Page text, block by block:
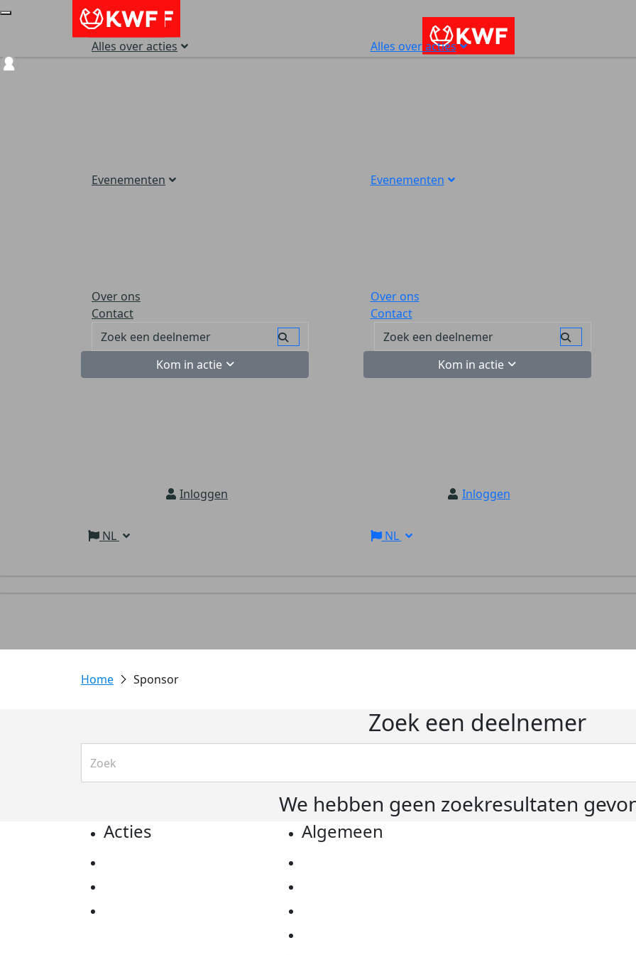
Alles over acties
Evenementen
Over ons
Contact
Kom in actie
Inloggen
NL
Alles over acties
Evenementen
Over ons
Contact
Kom in actie
Inloggen
NL
Sponsor
Zoek een deelnemer
We hebben geen zoekresultaten
Acties Algemeen